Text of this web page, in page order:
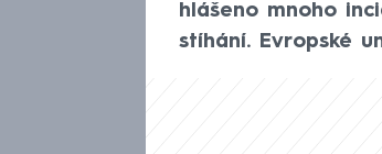
hlášeno mnoho
stíhání. Evropské